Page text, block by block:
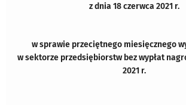
z dnia 18 czerwca 2021 r.
w sprawie przeciętnego miesięcznego
w sektorze przedsiębiorstw bez wypłat
2021 r.